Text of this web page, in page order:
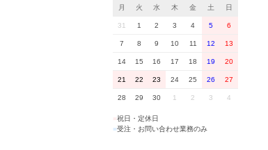
月 火 水 木 金 土 日
31 1 2 3 4 5 6
7 8 9 10 11 12 13
14 15 16 17 18 19 20
21 22 23 24 25 26 27
28 29 30 1 2 3 4
祝日・定休日
■受注・お問い合わせ業務のみ